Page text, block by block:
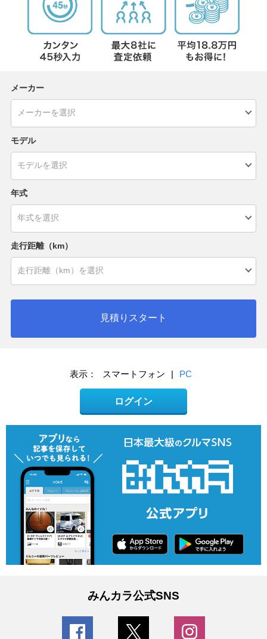
メーカー
モデル
年式
走行距離（km）
見積りスタート
表示： スマートフォン | PC
ログイン
みんカラ公式SNS